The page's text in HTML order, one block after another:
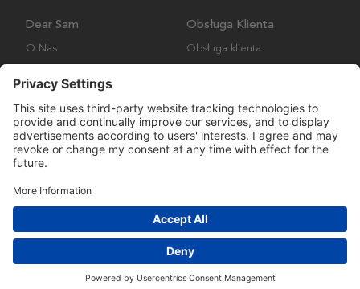
Dear Sam
O Nas
Obsługa Klienta
Obsługa klienta
Wysyłka i Dostawa